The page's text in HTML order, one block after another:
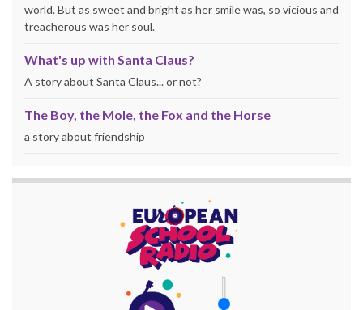
world. But as sweet and bright as her smile was, so vicious and
treacherous was her soul.
What's up with Santa Claus?
A story about Santa Claus... or not?
The Boy, the Mole, the Fox and the Horse
a story about friendship